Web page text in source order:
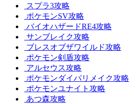
スプラ3攻略
ポケモンSV攻略
バイオハザードRE4攻略
サンブレイク攻略
ブレスオブザワイルド攻略
ポケモン剣盾攻略
アルセウス攻略
ポケモンダイパリメイク攻略
ポケモンユナイト攻略
あつ森攻略